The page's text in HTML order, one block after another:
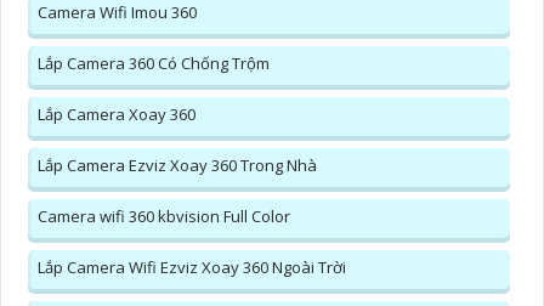
Camera Wifi Imou 360
Lắp Camera 360 Có Chống Trộm
Lắp Camera Xoay 360
Lắp Camera Ezviz Xoay 360 Trong Nhà
Camera wifi 360 kbvision Full Color
Lắp Camera Wifi Ezviz Xoay 360 Ngoài Trời